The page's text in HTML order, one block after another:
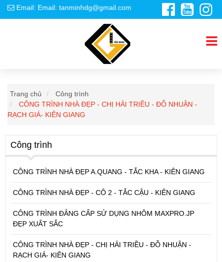
Email: Email: tanminhdg@gmail.com
Trang chủ
Công trình
CÔNG TRÌNH NHÀ ĐẸP - CHỊ HẢI TRIỀU - ĐỖ NHUẬN -
RẠCH GIÁ- KIÊN GIANG
Công trình
CÔNG TRÌNH NHÀ ĐẸP A.QUANG - TẮC KHA - KIÊN GIANG
CÔNG TRÌNH NHÀ ĐẸP - CÔ 2 - TẮC CẬU - KIÊN GIANG
CÔNG TRÌNH ĐẲNG CẤP SỬ DỤNG NHÔM MAXPRO.JP
ĐẸP XUẤT SẮC
CÔNG TRÌNH NHÀ ĐẸP - CHỊ HẢI TRIỀU - ĐỖ NHUẬN -
RẠCH GIÁ- KIÊN GIANG